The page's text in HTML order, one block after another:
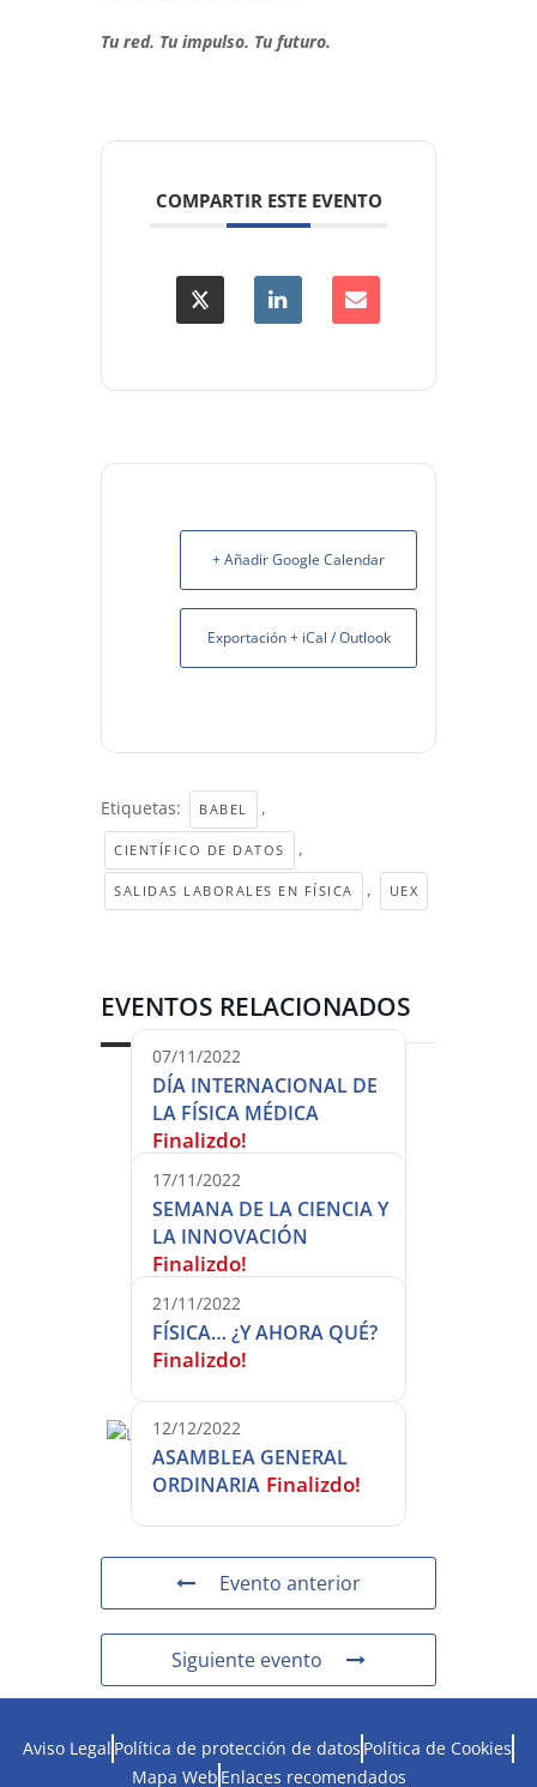
Tu red. Tu impulso. Tu futuro.
COMPARTIR ESTE EVENTO
+ Añadir Google Calendar
Exportación + iCal / Outlook
Etiquetas: BABEL ,
CIENTÍFICO DE DATOS ,
SALIDAS LABORALES EN FÍSICA , UEX
EVENTOS RELACIONADOS
07/11/2022
DÍA INTERNACIONAL DE
LA FÍSICA MÉDICA
Finalizdo!
17/11/2022
SEMANA DE LA CIENCIA Y
LA INNOVACIÓN
Finalizdo!
21/11/2022
FÍSICA… ¿Y AHORA QUÉ?
Finalizdo!
12/12/2022
ASAMBLEA GENERAL
ORDINARIA Finalizdo!
Evento anterior
Siguiente evento
Aviso Legal Política de protección de datos Política de Cookies
Mapa Web Enlaces recomendados